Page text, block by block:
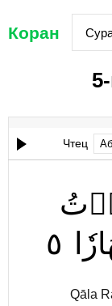
Коран
Чтец
٥
Qāla